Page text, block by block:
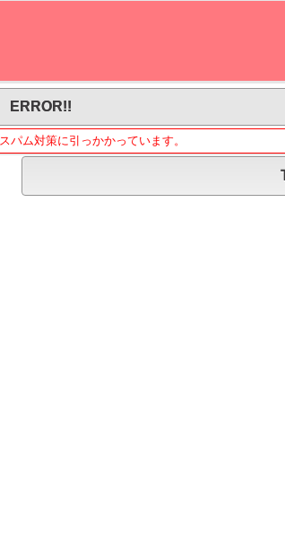
ERROR!!
スパム対策に引っかかっています。